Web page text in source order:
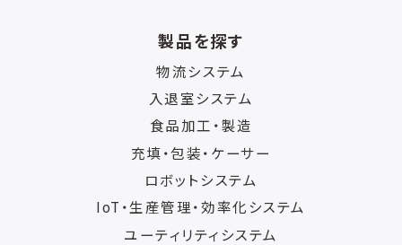
製品を探す
物流システム
入退室システム
食品加工・製造
充填・包装・ケーサー
ロボットシステム
IoT・生産管理・効率化システム
ユーティリティシステム